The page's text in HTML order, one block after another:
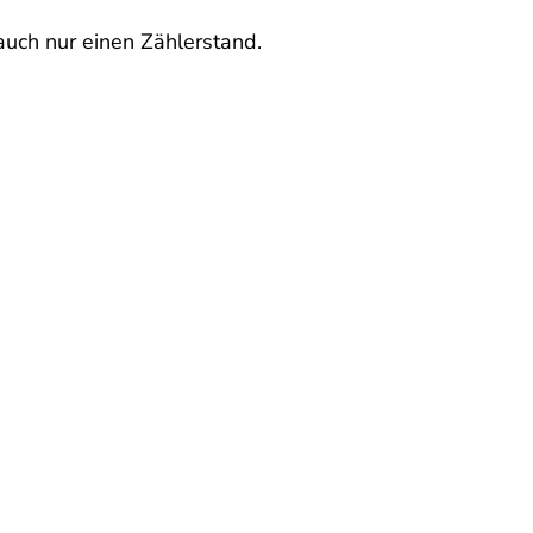
nur einen Zählerstand.